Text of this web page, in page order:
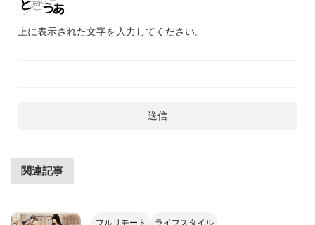
上に表示された文字を入力してください。
関連記事
フルリモート ライフスタイル